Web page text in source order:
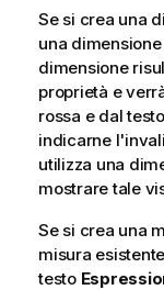
Se si crea una
una
dimensione
proprietà e
rossa e dal testo
indicarne
utilizza una
mostrare tale
Se si crea una
misura
testo